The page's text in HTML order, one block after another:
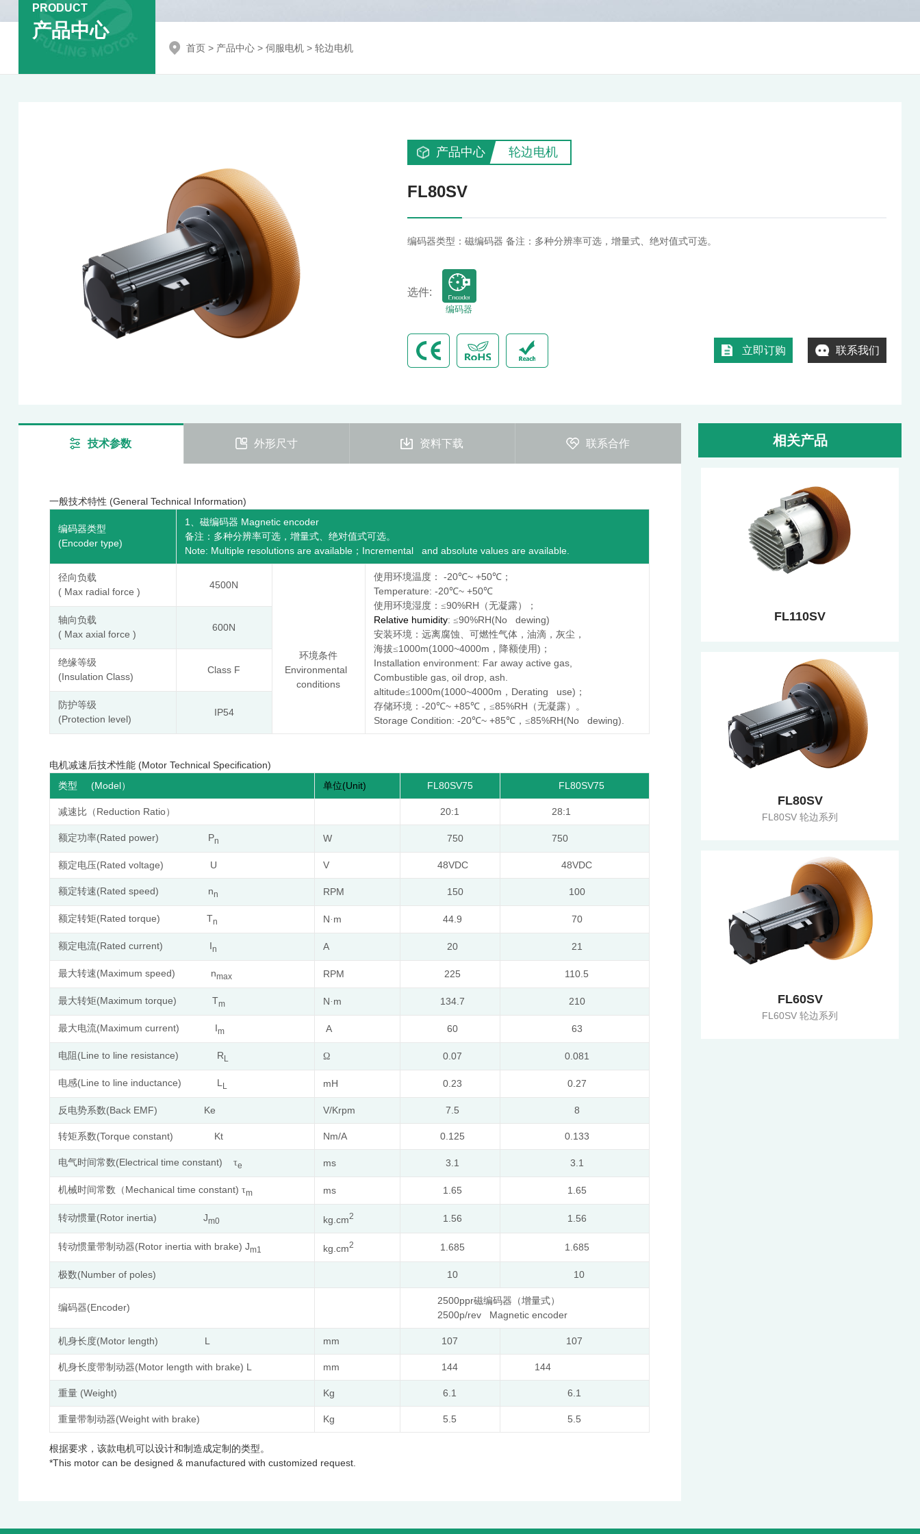
PRODUCT
产品中心
首页> 产品中心> 伺服电机> 轮边电机
产品中心 轮边电机
FL80SV
编码器类型：磁编码器 备注：多种分辨率可选，增量式、绝对值式可选。
选件:
编码器
立即订购 联系我们
技术参数 外形尺寸 资料下载 联系合作
一般技术特性 (General Technical Information)
编码器类型
(Encoder type)
1、磁编码器 Magnetic encoder
备注：多种分辨率可选，增量式、绝对值式可选。
Note: Multiple resolutions are available； Incremental and absolute values are available.
径向负载
( Max radial force )
4500N
环境条件
Environmental
conditions
使用环境温度： -20℃~ +50℃；
Temperature: -20℃~ +50℃
使用环境湿度：≤90%RH （无凝露）；
Relative humidity: ≤90%RH(No dewing)
安装环境：远离腐蚀、可燃性气体，油滴，灰尘，
海拔≤1000m(1000~4000m ，降额使用) ；
Installation environment: Far away active gas,
Combustible gas, oil drop, ash.
altitude≤1000m(1000~4000m ， Derating use) ；
存储环境： -20℃~ +85℃，≤85%RH （无凝露）。
Storage Condition: -20℃~ +85℃，≤85%RH(No dewing).
轴向负载
( Max axial force )
600N
绝缘等级
(Insulation Class)
Class F
防护等级
(Protection level)
IP54
电机减速后技术性能 (Motor Technical Specification)
类型 (Model） 单位(Unit) FL80SV75 FL80SV75
减速比（ Reduction Ratio） 20:1 28:1
额定功率(Rated power) Pn W 750 750
额定电压(Rated voltage) U V 48VDC 48VDC
额定转速(Rated speed) nn RPM 150 100
额定转矩(Rated torque) Tn N· m 44.9 70
额定电流(Rated current) In A 20 21
最大转速(Maximum speed) nmax RPM 225 110.5
最大转矩(Maximum torque) Tm N· m 134.7 210
最大电流(Maximum current) Im A 60 63
电阻 (Line to line resistance) RL Ω 0.07 0.081
电感(Line to line inductance) L L mH 0.23 0.27
反电势系数(Back EMF) Ke V/Krpm 7.5 8
转矩系数(Torque constant) Kt Nm/A 0.125 0.133
电气时间常数(Electrical time constant) τe ms 3.1 3.1
机械时间常数（ Mechanical time constant) τm ms 1.65 1.65
转动惯量(Rotor inertia) Jm0 kg.cm2 1.56 1.56
转动惯量带制动器(Rotor inertia with brake) Jm1 kg.cm2 1.685 1.685
极数(Number of poles) 10 10
编码器(Encoder)
2500ppr磁编码器（增量式）
2500p/rev Magnetic encoder
机身长度(Motor length) L mm 107 107
机身长度带制动器(Motor length with brake) L mm 144 144
重量(Weight) Kg 6.1 6.1
重量带制动器(Weight with brake) Kg 5.5 5.5
根据要求，该款电机可以设计和制造成定制的类型。
*This motor can be designed & manufactured with customized request.
相关产品
FL110SV
FL80SV
FL80SV 轮边系列
FL60SV
FL60SV 轮边系列